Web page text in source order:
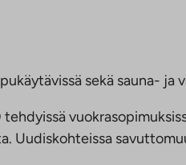
sekä sauna- ja
Uudiskohteissa